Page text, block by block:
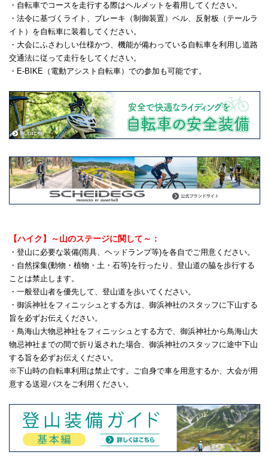
・自転車でコースを走行する際はヘルメットを着用してください。
・法令に基づくライト、ブレーキ（制御装置）ベル、反射板（テールラ
イト）を自転車に装着してください。
・大会にふさわしい仕様かつ、機能が備わっている自転車を利用し道路
交通法に従って走行をしてください。
・E-BIKE（電動アシスト自転車）での参加も可能です。
【ハイク】～山のステージに関して～：
・登山に必要な装備(雨具、ヘッドランプ等)を各自でご用意ください。
・自然採集(動物・植物・土・石等)を行ったり、登山道の脇を歩行する
ことは禁止します。
・一般登山者を優先して、登山道を歩いてください。
・御浜神社をフィニッシュとする方は、御浜神社のスタッフに下山する
旨を必ずお伝えください。
・鳥海山大物忌神社をフィニッシュとする方で、御浜神社から鳥海山大
物忌神社までの間で折り返された場合、御浜神社のスタッフに途中下山
する旨を必ずお伝えください。
※下山時の自転車利用は禁止です。ご自身で車を用意するか、大会が用
意する送迎バスをご利用ください。